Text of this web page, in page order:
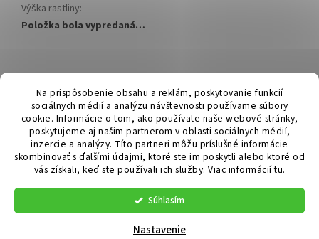
Na prispôsobenie obsahu a reklám, poskytovanie funkcií
sociálnych médií a analýzu návštevnosti používame súbory
cookie. Informácie o tom, ako používate naše webové stránky,
poskytujeme aj našim partnerom v oblasti sociálnych médií,
inzercie a analýzy. Títo partneri môžu príslušné informácie
skombinovať s ďalšími údajmi, ktoré ste im poskytli alebo ktoré od
vás získali, keď ste používali ich služby. Viac informáciítu.
Súhlasím
Nastavenie
Výška rastliny:
Položka bola vypredaná…
á
Hurmikaki.com
Vytvoril Shoptet